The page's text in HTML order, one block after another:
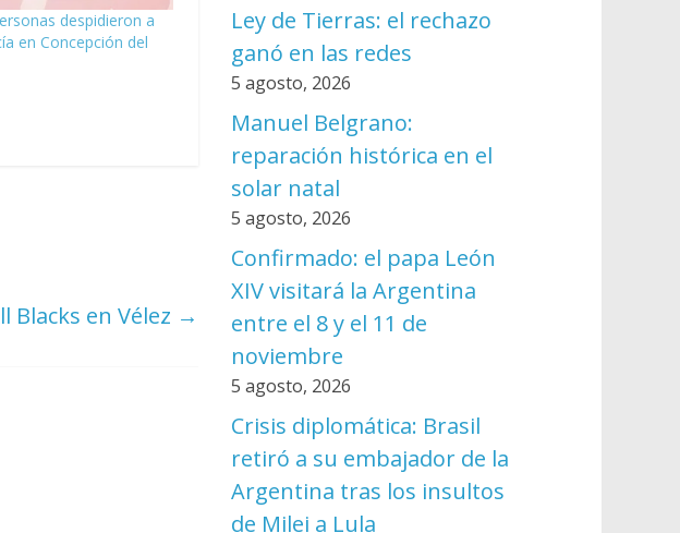
despidieron a
en Concepción del
Blacks en Vélez →
Ley de Tierras: el rechazo
ganó en las redes
5 agosto, 2026
Manuel Belgrano:
reparación histórica en el
solar natal
5 agosto, 2026
Confirmado: el papa León
XIV visitará la Argentina
entre el 8 y el 11 de
noviembre
5 agosto, 2026
Crisis diplomática: Brasil
retiró a su embajador de la
Argentina tras los insultos
de Milei a Lula